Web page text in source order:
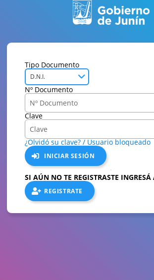
Tipo Documento
D.N.I.
Nº Documento
Clave
¿Olvidó su clave? / Usuario bloqueado
INICIAR SESIÓN
SI AÚN NO TE REGISTRASTE
REGISTRATE